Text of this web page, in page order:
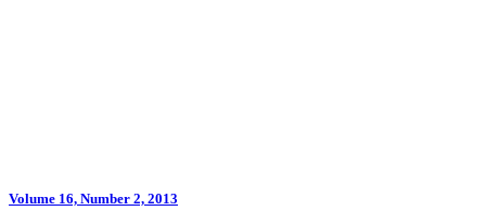
Volume 16, Number 2, 2013